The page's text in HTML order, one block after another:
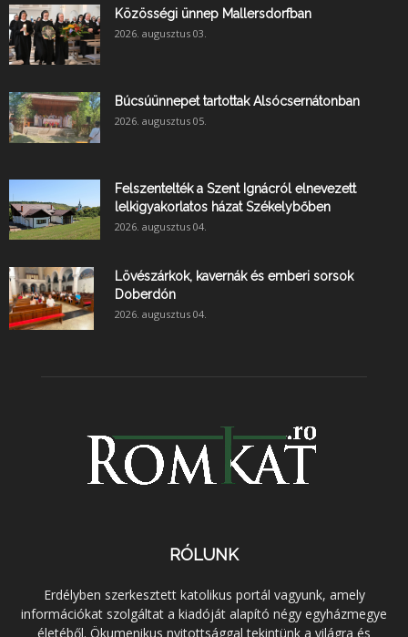
Közösségi ünnep Mallersdorfban
2026. augusztus 03.
Búcsúünnepet tartottak Alsócsernátonban
2026. augusztus 05.
Felszentelték a Szent Ignácról elnevezett
lelkigyakorlatos házat Székelybőben
2026. augusztus 04.
Lövészárkok, kavernák és emberi sorsok
Doberdón
2026. augusztus 04.
RÓLUNK
Erdélyben szerkesztett katolikus portál vagyunk, amely
információkat szolgáltat a kiadóját alapító négy egyházmegye
életéből. Ökumenikus nyitottsággal tekintünk a világra és